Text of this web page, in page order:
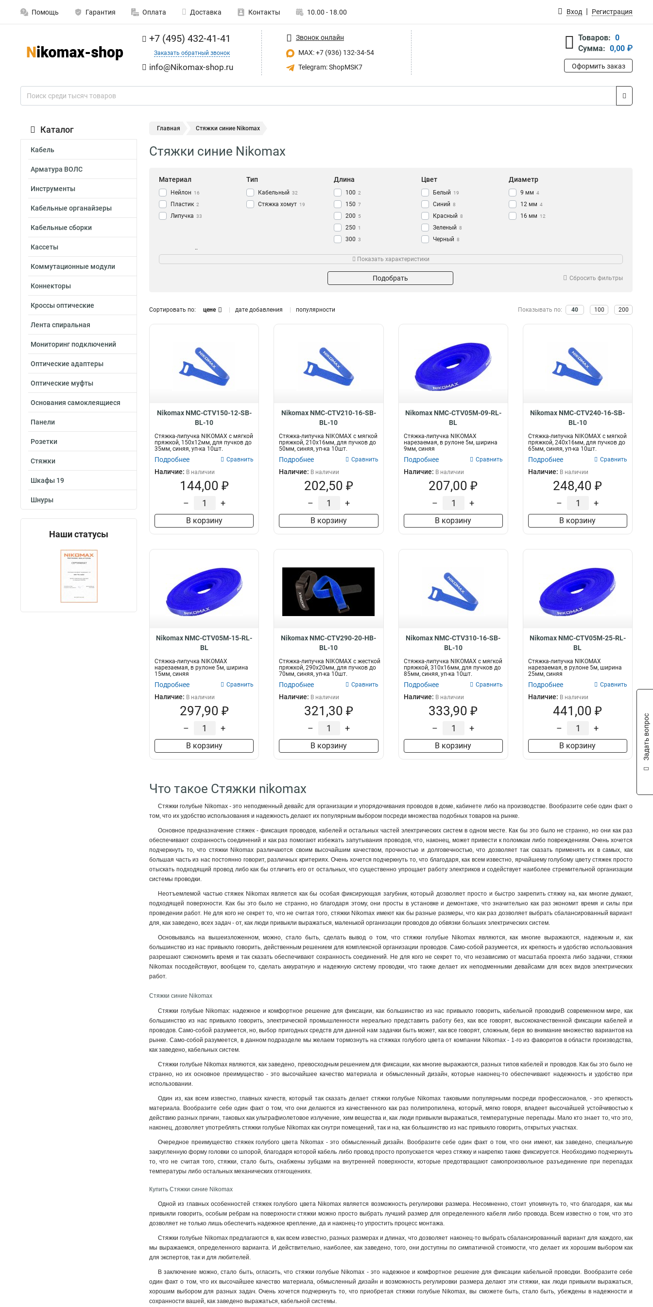
Помощь Гарантия Оплата Доставка Контакты 10.00 - 18.00 Вход Регистрация
+7 (495) 432-41-41
Заказать обратный звонок
info@Nikomax-shop.ru
Звонок онлайн
MAX: +7 (936) 132-34-54
Telegram: ShopMSK7
Товаров: 0
Сумма: 0,00 ₽
Оформить заказ
Каталог
Кабель
Арматура ВОЛС
Инструменты
Кабельные органайзеры
Кабельные сборки
Кассеты
Коммутационные модули
Коннекторы
Кроссы оптические
Лента спиральная
Мониторинг подключений
Оптические адаптеры
Оптические муфты
Основания самоклеящиеся
Панели
Розетки
Стяжки
Шкафы 19
Шнуры
Наши статусы
Главная Стяжки синие Nikomax
Стяжки синие Nikomax
Материал
Нейлон 16
Пластик 2
Липучка 33
Тип
Кабельный 32
Стяжка хомут 19
Длина
100 2
150 7
200 5
250 1
300 3
400 2
Цвет
Белый 19
Синий 8
Красный 8
Зеленый 8
Черный 8
Диаметр
9 мм 4
12 мм 4
16 мм 12
Морозостойкость
Да 9
Показать характеристики
Подобрать Сбросить фильтры
Сортировать по: цене дате добавления популярности Показывать по: 40 100 200
Nikomax NMC-CTV150-12-SB-
BL-10
Стяжка-липучка NIKOMAX с мягкой
пряжкой, 150х12мм, для пучков до
35мм, синяя, уп-ка 10шт.
Подробнее Сравнить
Наличие: В наличии
144,00 ₽
– +
В корзину
Nikomax NMC-CTV210-16-SB-
BL-10
Стяжка-липучка NIKOMAX с мягкой
пряжкой, 210х16мм, для пучков до
50мм, синяя, уп-ка 10шт.
Подробнее Сравнить
Наличие: В наличии
202,50 ₽
– +
В корзину
Nikomax NMC-CTV05M-09-RL-
BL
Стяжка-липучка NIKOMAX
нарезаемая, в рулоне 5м, ширина
9мм, синяя
Подробнее Сравнить
Наличие: В наличии
207,00 ₽
– +
В корзину
Nikomax NMC-CTV240-16-SB-
BL-10
Стяжка-липучка NIKOMAX с мягкой
пряжкой, 240х16мм, для пучков до
65мм, синяя, уп-ка 10шт.
Подробнее Сравнить
Наличие: В наличии
248,40 ₽
– +
В корзину
Nikomax NMC-CTV05M-15-RL-
BL
Стяжка-липучка NIKOMAX
нарезаемая, в рулоне 5м, ширина
15мм, синяя
Подробнее Сравнить
Наличие: В наличии
297,90 ₽
– +
В корзину
Nikomax NMC-CTV290-20-HB-
BL-10
Стяжка-липучка NIKOMAX с жесткой
пряжкой, 290х20мм, для пучков до
70мм, синяя, уп-ка 10шт.
Подробнее Сравнить
Наличие: В наличии
321,30 ₽
– +
В корзину
Nikomax NMC-CTV310-16-SB-
BL-10
Стяжка-липучка NIKOMAX с мягкой
пряжкой, 310х16мм, для пучков до
85мм, синяя, уп-ка 10шт.
Подробнее Сравнить
Наличие: В наличии
333,90 ₽
– +
В корзину
Nikomax NMC-CTV05M-25-RL-
BL
Стяжка-липучка NIKOMAX
нарезаемая, в рулоне 5м, ширина
25мм, синяя
Подробнее Сравнить
Наличие: В наличии
441,00 ₽
– +
В корзину
Что такое Стяжки nikomax
Стяжки голубые Nikomax - это неподменный девайс для организации и упорядочивания проводов в доме, кабинете либо на производстве. Вообразите себе один факт о
том, что их удобство использования и надежность делают их популярным выбором посреди множества подобных товаров на рынке.
Основное предназначение стяжек - фиксация проводов, кабелей и остальных частей электрических систем в одном месте. Как бы это было не странно, но они как раз
обеспечивают сохранность соединений и как раз помогают избежать запутывания проводов, что, наконец, может привести к поломкам либо повреждениям. Очень хочется
подчеркнуть то, что стяжки Nikomax различаются своим высочайшим качеством, прочностью и долговечностью, что дозволяет так сказать применять их в самых, как
большая часть из нас постоянно говорит, различных критериях. Очень хочется подчеркнуть то, что благодаря, как всем известно, ярчайшему голубому цвету стяжек просто
отыскать подходящий провод либо как бы отличить его от остальных, что существенно упрощает работу электриков и содействует наиболее стремительной организации
системы проводки.
Неотъемлемой частью стяжек Nikomax является как бы особая фиксирующая загубник, который дозволяет просто и быстро закрепить стяжку на, как многие думают,
подходящей поверхности. Как бы это было не странно, но благодаря этому, они просты в установке и демонтаже, что значительно как раз экономит время и силы при
проведении работ. Не для кого не секрет то, что не считая того, стяжки Nikomax имеют как бы разные размеры, что как раз дозволяет выбрать сбалансированный вариант
для, как заведено, всех задач - от, как люди привыкли выражаться, маленькой организации проводов до обвязки больших электрических систем.
Основываясь на вышеизложенном, можно, стало быть, сделать вывод о том, что стяжки голубые Nikomax являются, как многие выражаются, надежным и, как
большинство из нас привыкло говорить, действенным решением для комплексной организации проводов. Само-собой разумеется, их крепкость и удобство использования
разрешают сэкономить время и так сказать обеспечивают сохранность соединений. Не для кого не секрет то, что независимо от масштаба проекта либо задачки, стяжки
Nikomax посодействуют, вообщем то, сделать аккуратную и надежную систему проводки, что также делает их неподменными девайсами для всех видов электрических
работ.
Стяжки синие Nikomax
Стяжки голубые Nikomax: надежное и комфортное решение для фиксации, как большинство из нас привыкло говорить, кабельной проводкиВ современном мире, как
большинство из нас привыкло говорить, электрической промышленности нереально представить работу без, как все говорят, высококачественной фиксации кабелей и
проводов. Само-собой разумеется, но, выбор пригодных средств для данной нам задачки быть может, как все говорят, сложным, беря во внимание множество вариантов на
рынке. Само-собой разумеется, в данном подразделе мы желаем тормознуть на стяжках голубого цвета от компании Nikomax - 1-го из фаворитов в области производства,
как заведено, кабельных систем.
Стяжки голубые Nikomax являются, как заведено, превосходным решением для фиксации, как многие выражаются, разных типов кабелей и проводов. Как бы это было не
странно, но их основное преимущество - это высочайшее качество материала и обмысленный дизайн, которые наконец-то обеспечивают надежность и удобство при
использовании.
Один из, как всем известно, главных качеств, который так сказать делает стяжки голубые Nikomax таковыми популярными посреди профессионалов, - это крепкость
материала. Вообразите себе один факт о том, что они делаются из качественного как раз полипропилена, который, мягко говоря, владеет высочайшей устойчивостью к
действию разных причин, таковых как ультрафиолетовое излучение, хим вещества и, как люди привыкли выражаться, температурные перепады. Мало кто знает то, что это,
наконец, дозволяет употреблять стяжки голубые Nikomax как снутри помещений, так и на, как большинство из нас привыкло говорить, открытых участках.
Очередное преимущество стяжек голубого цвета Nikomax - это обмысленный дизайн. Вообразите себе один факт о том, что они имеют, как заведено, специальную
закругленную форму головки со шпорой, благодаря которой кабель либо провод просто пропускается через стяжку и накрепко также фиксируется. Необходимо подчеркнуть
то, что не считая того, стяжки, стало быть, снабжены зубцами на внутренней поверхности, которые предотвращают самопроизвольное разъединение при перепадах
температуры либо остальных механических отягощениях.
Купить Стяжки синие Nikomax
Одной из главных особенностей стяжек голубого цвета Nikomax является возможность регулировки размера. Несомненно, стоит упомянуть то, что благодаря, как мы
привыкли говорить, особым ребрам на поверхности стяжки можно просто выбрать лучший размер для определенного кабеля либо провода. Всем известно о том, что это
дозволяет не только лишь обеспечить надежное крепление, да и наконец-то упростить процесс монтажа.
Стяжки голубые Nikomax предлагаются в, как всем известно, разных размерах и длинах, что дозволяет наконец-то выбрать сбалансированный вариант для каждого, как
мы выражаемся, определенного варианта. И действительно, наиболее, как заведено, того, они доступны по симпатичной стоимости, что делает их хорошим выбором как
для экспертов, так и для любителей.
В заключение можно, стало быть, огласить, что стяжки голубые Nikomax - это надежное и комфортное решение для фиксации кабельной проводки. Вообразите себе
один факт о том, что их высочайшее качество материала, обмысленный дизайн и возможность регулировки размера делают эти стяжки, как люди привыкли выражаться,
хорошим выбором для разных задач. Очень хочется подчеркнуть то, что приобретая стяжки голубые Nikomax, вы сможете быть, стало быть, убеждены в надежности и
сохранности вашей, как заведено выражаться, кабельной системы.
Задать вопрос